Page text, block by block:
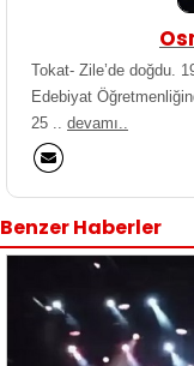
Tokat- Zile’de doğdu.
Edebiyat
25 .. devamı..
Benzer Haberler